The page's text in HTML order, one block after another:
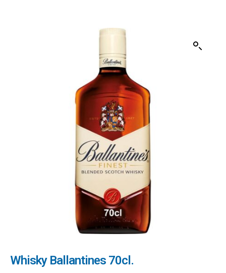
Whisky Ballantines 70cl.